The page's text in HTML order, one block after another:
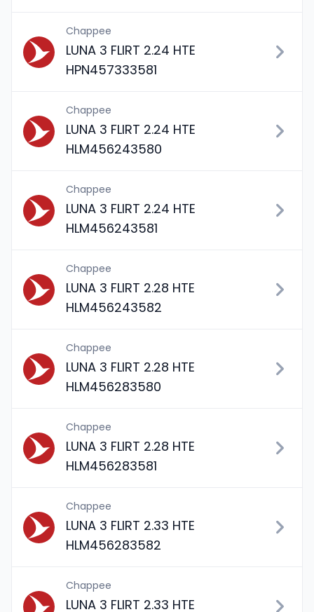
Chappee
LUNA 3 FLIRT 2.24 HTE
HPN457333581
Chappee
LUNA 3 FLIRT 2.24 HTE
HLM456243580
Chappee
LUNA 3 FLIRT 2.24 HTE
HLM456243581
Chappee
LUNA 3 FLIRT 2.28 HTE
HLM456243582
Chappee
LUNA 3 FLIRT 2.28 HTE
HLM456283580
Chappee
LUNA 3 FLIRT 2.28 HTE
HLM456283581
Chappee
LUNA 3 FLIRT 2.33 HTE
HLM456283582
Chappee
LUNA 3 FLIRT 2.33 HTE